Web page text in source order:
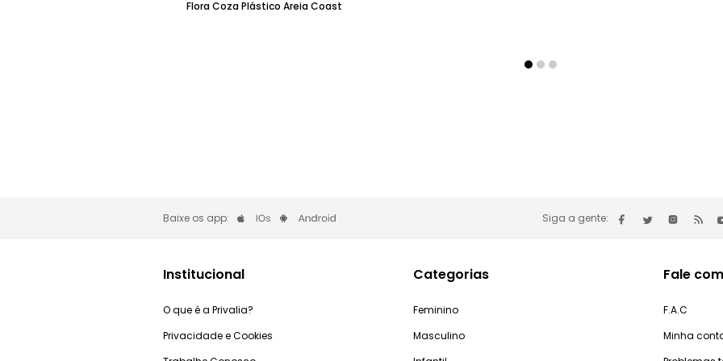
Flora Coza Plástico Areia Coast
Baixe os app: Siga a gente:
Institucional
O que é a Privalia?
Privacidade e Cookies
Categorias
Feminino
Masculino
Fale
F.A.C
Minha